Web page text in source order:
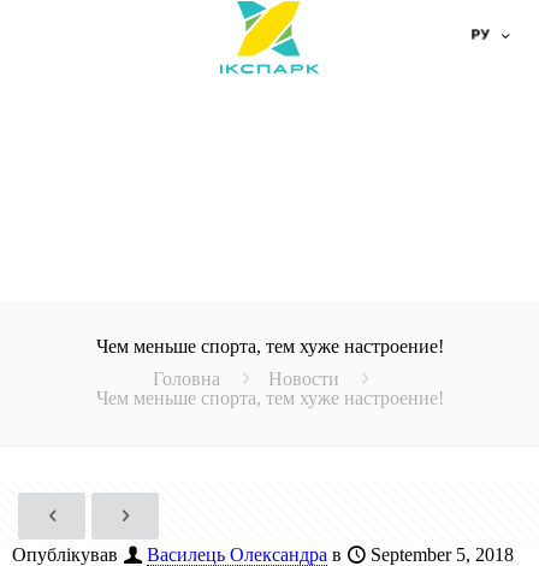
Чем меньше спорта, тем хуже настроение!
Головна
Новости
Чем меньше спорта, тем хуже настроение!
Опублікував Василець Олександра в September 5, 2018